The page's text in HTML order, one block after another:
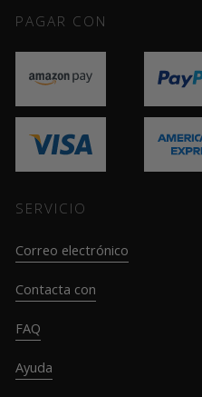
PAGAR CON
SERVICIO
Correo electrónico
Contacta con
FAQ
Ayuda